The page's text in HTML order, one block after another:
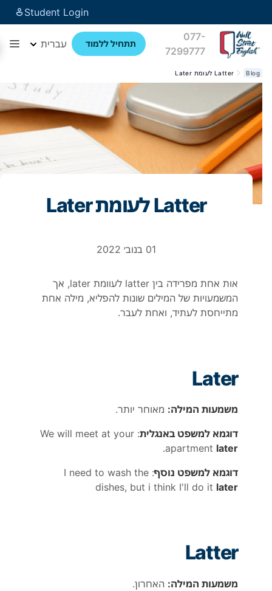
Student Login
077-
7299777
תתחיל ללמוד עברית
Blog Latter לעומת Later
Latter לעומת Later
אות אחת מפרידה בין latter לעוומת later, אך
המשמעויות של המילים שונות להפליא, מילה אחת
מתייחסת לעתיד, ואחת לעבר.
Later
משמעות המילה:מאוחר יותר.
דוגמא למשפט באנגלית : We will meet at your
apartmentlater
.
דוגמא למשפט נוסף : I need to wash the
dishes, but i think I'll do itlater
Latter
משמעות המילה:האחרון.